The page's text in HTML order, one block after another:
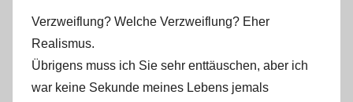
Verzweiflung? Welche Verzweiflung? Eher
Realismus.
Übrigens muss ich Sie sehr enttäuschen, aber ich
war keine Sekunde meines Lebens jemals